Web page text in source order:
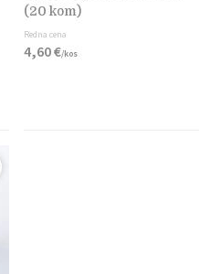
(20 kom)
Redna cena
4,60€/kos